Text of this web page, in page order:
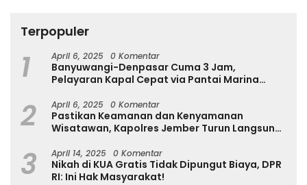
Terpopuler
1 April 6, 2025 0 Komentar
Banyuwangi-Denpasar Cuma 3 Jam,
Pelayaran Kapal Cepat via Pantai Marina
2 April 6, 2025 0 Komentar
Pastikan Keamanan dan Kenyamanan
Wisatawan, Kapolres Jember Turun Langsung
3 April 14, 2025 0 Komentar
Nikah di KUA Gratis Tidak Dipungut Biaya, DPR
RI: Ini Hak Masyarakat!